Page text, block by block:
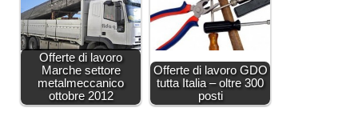
Offerte di lavoro
Marche settore
metalmeccanico
ottobre 2012
Offerte di lavoro GDO
tutta Italia – oltre 300
posti